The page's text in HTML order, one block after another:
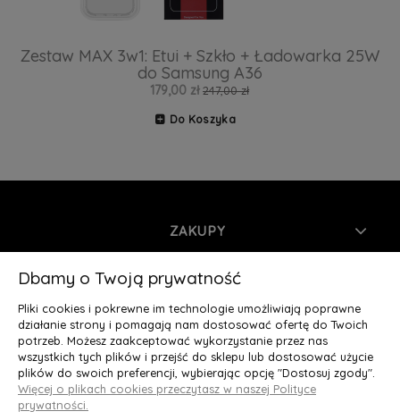
Zestaw MAX 3w1: Etui + Szkło + Ładowarka 25W
do Samsung A36
179,00 zł 247,00 zł
Do Koszyka
ZAKUPY
INFORMACJE
MOJE KONTO
O NAS
Deluxury.pl
Dbamy o Twoją prywatność
Pliki cookies i pokrewne im technologie umożliwiają poprawne
działanie strony i pomagają nam dostosować ofertę do Twoich
potrzeb. Możesz zaakceptować wykorzystanie przez nas
wszystkich tych plików i przejść do sklepu lub dostosować użycie
plików do swoich preferencji, wybierając opcję "Dostosuj zgody".
Więcej o plikach cookies przeczytasz w naszej Polityce
prywatności.